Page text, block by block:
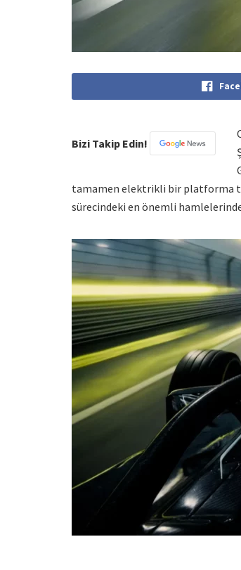
Bizi Takip Edin!
tamamen elektrikli bir platforma
sürecindeki en önemli